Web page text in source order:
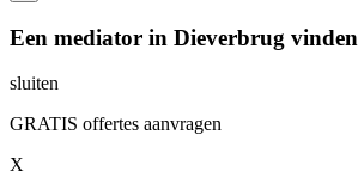
Een mediator in Dieverbrug vinden
sluiten
GRATIS offertes aanvragen
X